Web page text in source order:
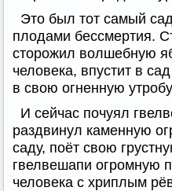
Это был тот самый
плодами бессмертия.
сторожил волшебную
человека, впустит в
в свою огненную
И сейчас почуял
раздвинул каменную
саду, поёт свою
гвелвешапи огромную
человека с хриплым